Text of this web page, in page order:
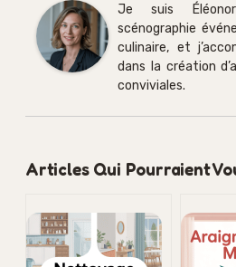
Je suis
scénographie
culinaire, et
dans la création
conviviales.
Articles Qui Pourraient